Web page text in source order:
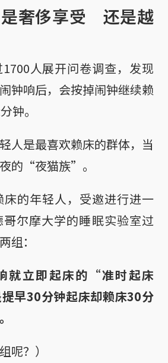
是奢侈享受 还是越
人展开问卷调查，发现
钟响后，会按掉闹钟继续赖
钟。
人是最喜欢赖床的群体，当
的“夜猫族”。
的年轻人，受邀进行进一
尔摩大学的睡眠实验室过
组：
就立即起床的“准时起床
早30分钟起床却赖床30分
呢？）